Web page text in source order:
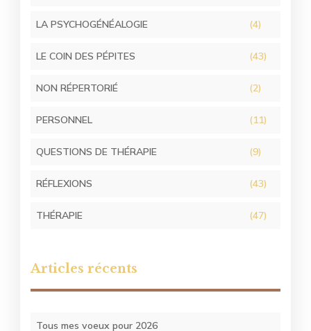
LA PSYCHOGÉNÉALOGIE (4)
LE COIN DES PÉPITES (43)
NON RÉPERTORIÉ (2)
PERSONNEL (11)
QUESTIONS DE THÉRAPIE (9)
RÉFLEXIONS (43)
THÉRAPIE (47)
Articles récents
Tous mes voeux pour 2026